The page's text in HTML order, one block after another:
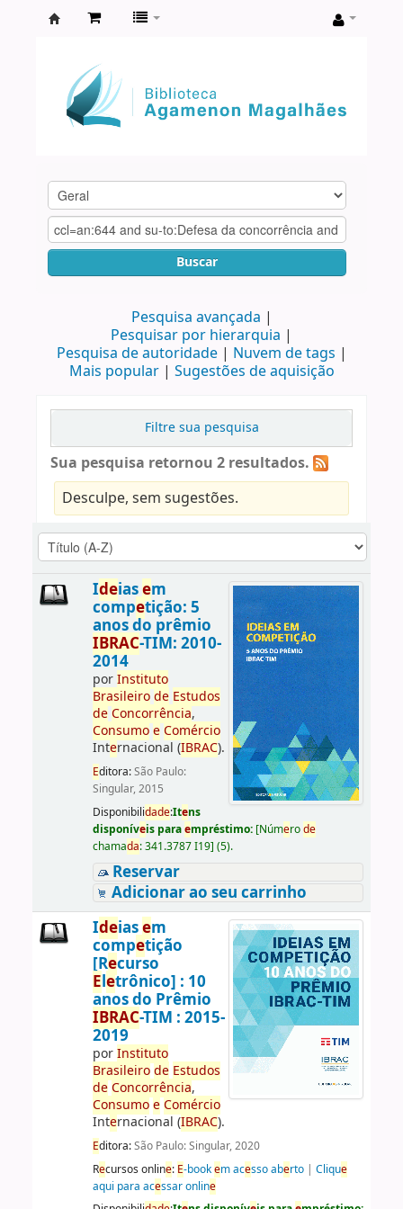
Agamenon
Magalhães
Buscar
Pesquisa avançada
Pesquisar por hierarquia
Pesquisa de autoridade
Nuvem de tags
Mais popular
Sugestões de aquisição
Filtre sua pesquisa
Sua pesquisa retornou 2 resultados.
Desculpe, sem sugestões.
Ideiasem
competição: 5
anos do prêmio
IBRAC-TIM: 2010-
2014
porInstituto
Brasileiro de Estudos
de Concorrência,
Consumo e Comércio
Internacional (IBRAC).
Editora:São Paulo:
Singular, 2015
Disponibilidade:Itens
disponíveis paraempréstimo: [Númerode
chamada:341.3787 I19] (5).
Reservar
Adicionar ao seu carrinho
Ideiasem
competição
[Recurso
Eletrônico] : 10
anos do Prêmio
IBRAC-TIM : 2015-
2019
porInstituto
Brasileiro de Estudos
de Concorrência,
Consumo e Comércio
Internacional (IBRAC).
Editora:São Paulo: Singular, 2020
Recursos online: E-bookem acesso aberto| Clique
aqui para acessar online